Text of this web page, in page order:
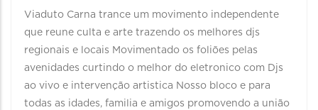
Viaduto Carna trance um movimento independente
que reune culta e arte trazendo os melhores djs
regionais e locais Movimentado os foliões pelas
avenidades curtindo o melhor do eletronico com Djs
ao vivo e intervenção artistica Nosso bloco e para
todas as idades, familia e amigos promovendo a união